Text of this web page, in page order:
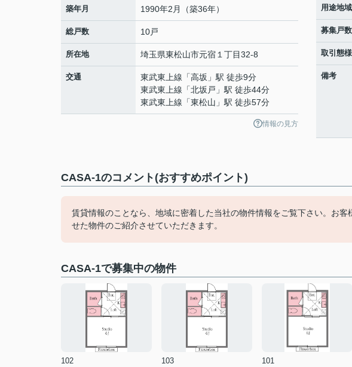
築年月 1990年2月（築36年）
総戸数 10戸
所在地 埼玉県東松山市元宿 １丁目32-8
交通 東武東上線 「高坂 」駅 徒歩9分
東武東上線 「北坂戸 」駅 徒歩44分
東武東上線 「東松山 」駅 徒歩57分
情報の見方
用途地域
募集戸
取引態様
備考
CASA-1のコメント(おすすめポイント)
賃貸情報のことなら、地域に密着した当社の物件情報をご覧下さい。お
せた物件のご紹介させていただきます。
CASA-1で募集中の物件
102
103
101